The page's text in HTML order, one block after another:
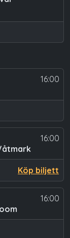
16:00
16:00
Köp biljett
16:00